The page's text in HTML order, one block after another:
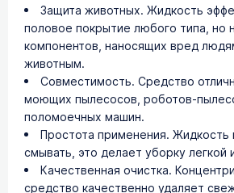
Защита животных. Жидкость
половое покрытие любого типа, но
компонентов, наносящих вред
животным.
Совместимость. Средство
моющих пылесосов, роботов-
поломоечных машин.
Простота применения. Жидкость
смывать, это делает уборку легкой
Качественная очистка.
средство качественно удаляет